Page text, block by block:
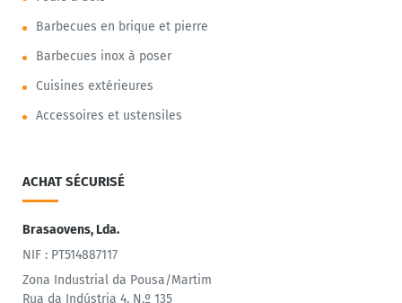
Barbecues en brique et pierre
Barbecues inox à poser
Cuisines extérieures
Accessoires et ustensiles
ACHAT SÉCURISÉ
Brasaovens, Lda.
NIF : PT514887117
Zona Industrial da Pousa/Martim
Rua da Indústria 4, N.º 135